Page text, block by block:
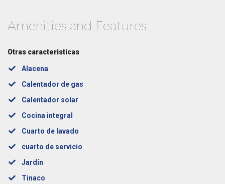
Amenities and Features
Otras caracteristicas
Alacena
Calentador de gas
Calentador solar
Cocina integral
Cuarto de lavado
cuarto de servicio
Jardín
Tinaco